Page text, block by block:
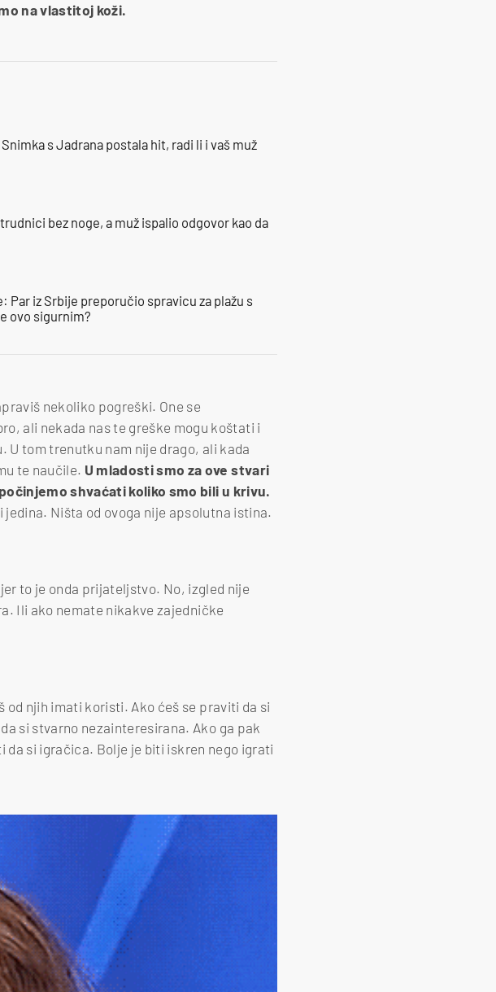
na vlastitoj koži.
s Jadrana postala hit, radi li i vaš muž
bez noge, a muž ispalio odgovor kao da
Par iz Srbije preporučio spravicu za plažu s
ovo sigurnim?
nekoliko pogreški. One se
ali nekada nas te greške mogu koštati i
U tom trenutku nam nije drago, ali kada
te naučile. U mladosti smo za ove stvari
počinjemo shvaćati koliko smo bili u krivu.
Ništa od ovoga nije apsolutna istina.
to je onda prijateljstvo. No, izgled nije
Ili ako nemate nikakve zajedničke
od njih imati koristi. Ako ćeš se praviti da si
si stvarno nezainteresirana. Ako ga pak
da si igračica. Bolje je biti iskren nego igrati